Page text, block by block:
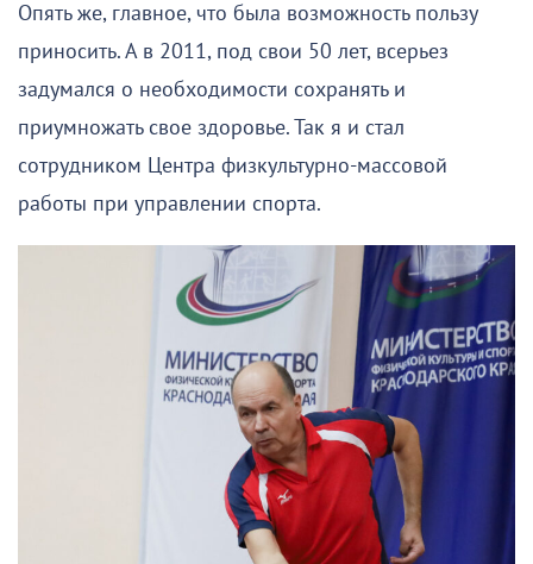
Опять же, главное, что была возможность пользу
приносить. А в 2011, под свои 50 лет, всерьез
задумался о необходимости сохранять и
приумножать свое здоровье. Так я и стал
сотрудником Центра физкультурно-массовой
работы при управлении спорта.